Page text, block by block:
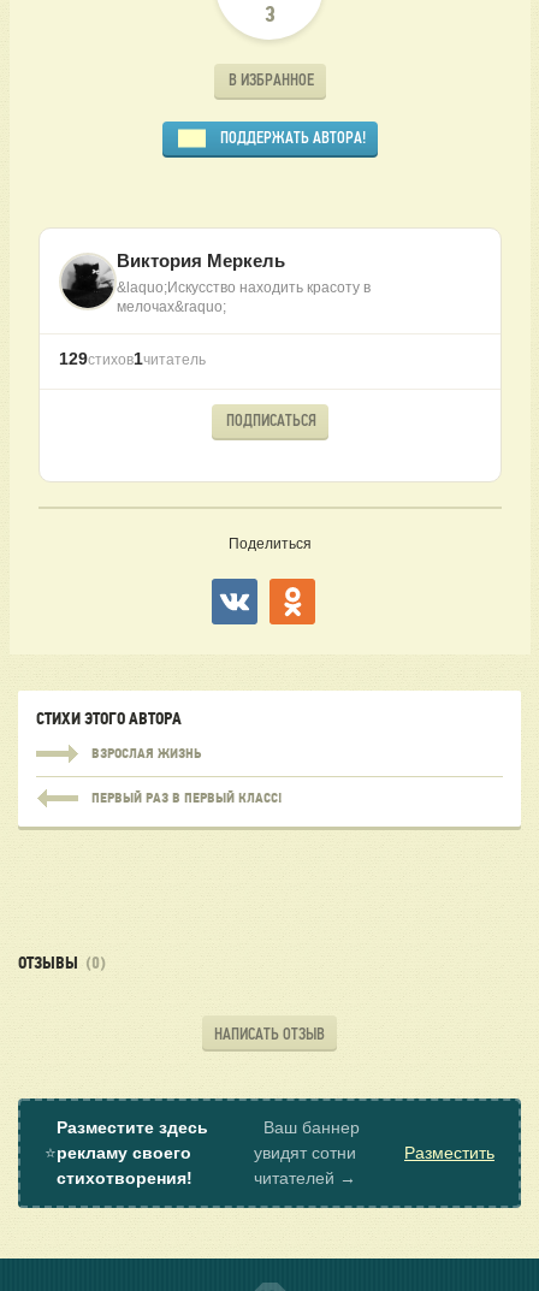
3
В ИЗБРАННОЕ
ПОДДЕРЖАТЬ АВТОРА!
Виктория Меркель
&laquo;Искусство находить красоту в
мелочах&raquo;
129стихов1читатель
ПОДПИСАТЬСЯ
Поделиться
СТИХИ ЭТОГО АВТОРА
ВЗРОСЛАЯ ЖИЗНЬ
ПЕРВЫЙ РАЗ В ПЕРВЫЙ КЛАСС!
ОТЗЫВЫ (0)
НАПИСАТЬ ОТЗЫВ
⭐
Разместите здесь
рекламу своего
стихотворения!
Ваш баннер
увидят сотни
читателей →
Разместить